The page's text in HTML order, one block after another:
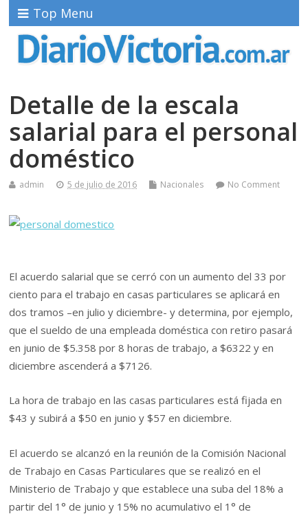
Top Menu
Detalle de la escala
salarial para el personal
doméstico
admin 5 de julio de 2016 Nacionales No Comment
El acuerdo salarial que se cerró con un aumento del 33 por
ciento para el trabajo en casas particulares se aplicará en
dos tramos –en julio y diciembre- y determina, por ejemplo,
que el sueldo de una empleada doméstica con retiro pasará
en junio de $5.358 por 8 horas de trabajo, a $6322 y en
diciembre ascenderá a $7126.
La hora de trabajo en las casas particulares está fijada en
$43 y subirá a $50 en junio y $57 en diciembre.
El acuerdo se alcanzó en la reunión de la Comisión Nacional
de Trabajo en Casas Particulares que se realizó en el
Ministerio de Trabajo y que establece una suba del 18% a
partir del 1° de junio y 15% no acumulativo el 1° de